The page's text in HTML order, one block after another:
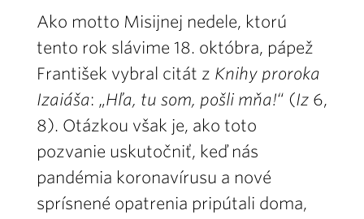
Ako motto Misijnej nedele, ktorú
tento rok slávime 18. októbra, pápež
František vybral citát z Knihy proroka
Izaiáša: „Hľa, tu som, pošli mňa!“ (Iz 6,
8). Otázkou však je, ako toto
pozvanie uskutočniť, keď nás
pandémia koronavírusu a nové
sprísnené opatrenia pripútali doma,